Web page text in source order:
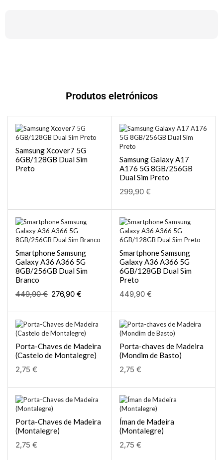
Produtos eletrónicos
Samsung Xcover7 5G
6GB/128GB Dual Sim
Preto
Samsung Galaxy A17
A176 5G 8GB/256GB
Dual Sim Preto
299,90 €
Smartphone Samsung
Galaxy A36 A366 5G
8GB/256GB Dual Sim
Branco
449,90€ 276,90 €
Smartphone Samsung
Galaxy A36 A366 5G
6GB/128GB Dual Sim
Preto
449,90 €
Porta-Chaves de Madeira
(Castelo de Montalegre)
2,75 €
Porta-chaves de Madeira
(Mondim de Basto)
2,75 €
Porta-Chaves de Madeira
(Montalegre)
2,75 €
Íman de Madeira
(Montalegre)
2,75 €